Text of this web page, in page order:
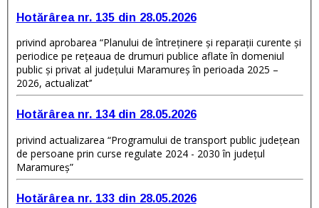
Hotărârea nr. 135 din 28.05.2026
privind aprobarea “Planului de întreținere și reparații curente și
periodice pe rețeaua de drumuri publice aflate în domeniul
public și privat al județului Maramureș în perioada 2025 –
2026, actualizat’’
Hotărârea nr. 134 din 28.05.2026
privind actualizarea “Programului de transport public județean
de persoane prin curse regulate 2024 - 2030 în județul
Maramureș”
Hotărârea nr. 133 din 28.05.2026